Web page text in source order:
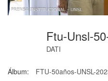
Ftu-Unsl-
DATI
Álbum: FTU-50años-UNSL-